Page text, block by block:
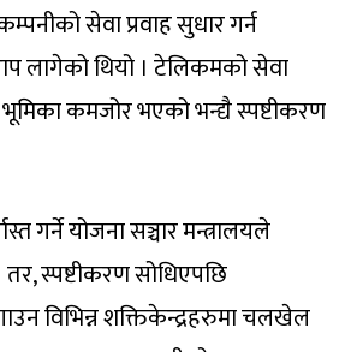
सेवा प्रवाह सुधार गर्न
थियो । टेलिकमको सेवा
कमजोर भएको भन्द्यै स्पष्टीकरण
गर्ने योजना सञ्चार मन्त्रालयले
स्पष्टीकरण सोधिएपछि
विभिन्न शक्तिकेन्द्रहरुमा चलखेल